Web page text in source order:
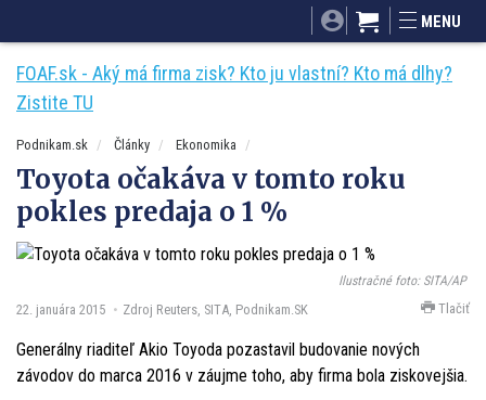
Mnamky-recepty.sk
MENU
FOAF.sk - Aký má firma zisk? Kto ju vlastní? Kto má dlhy?
Zistite TU
Podnikam.sk Články Ekonomika
Toyota očakáva v tomto roku
pokles predaja o 1 %
Ilustračné foto: SITA/AP
22. januára 2015 Zdroj Reuters, SITA, Podnikam.SK Tlačiť
Generálny riaditeľ Akio Toyoda pozastavil budovanie nových
závodov do marca 2016 v záujme toho, aby firma bola ziskovejšia.